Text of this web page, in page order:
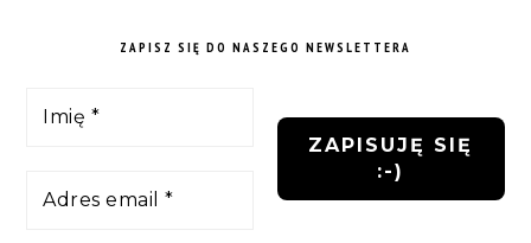
ZAPISZ SIĘ DO NASZEGO NEWSLETTERA